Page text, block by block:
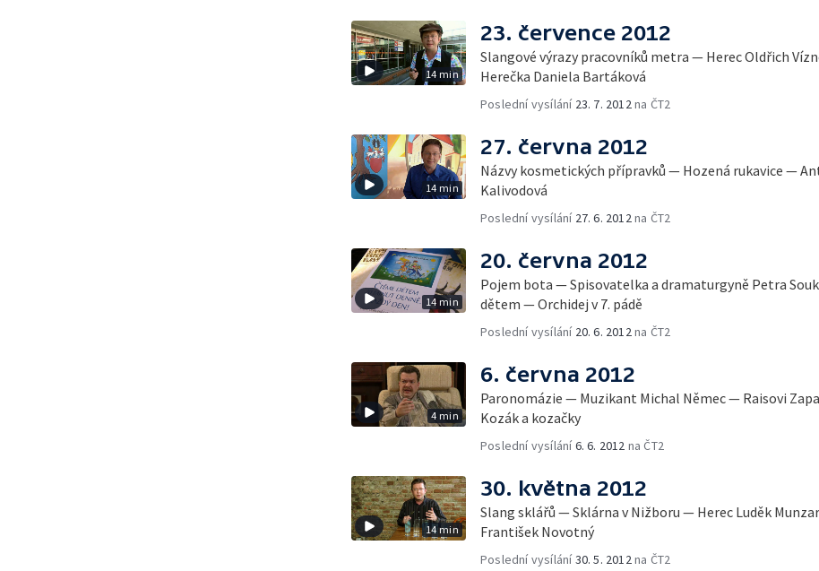
14 min
23. července 2012
Slangové výrazy pracovníků metra — Herec Oldřich
Herečka Daniela Bartáková
Poslední vysílání 23. 7. 2012 na ČT2
14 min
27. června 2012
Názvy kosmetických přípravků — Hozená rukavice —
Kalivodová
Poslední vysílání 27. 6. 2012 na ČT2
14 min
20. června 2012
Pojem bota — Spisovatelka a dramaturgyně Petra
dětem — Orchidej v 7. pádě
Poslední vysílání 20. 6. 2012 na ČT2
4 min
6. června 2012
Paronomázie — Muzikant Michal Němec — Raisovi
Kozák a kozačky
Poslední vysílání6. 6. 2012 na ČT2
14 min
30. května 2012
Slang sklářů — Sklárna v Nižboru — Herec Luděk
František Novotný
Poslední vysílání30. 5. 2012 na ČT2